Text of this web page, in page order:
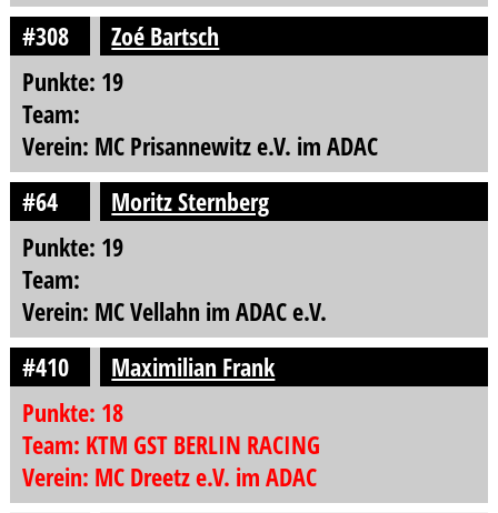
#308
Zoé Bartsch
Punkte: 19
Team:
Verein: MC Prisannewitz e.V. im ADAC
#64
Moritz Sternberg
Punkte: 19
Team:
Verein: MC Vellahn im ADAC e.V.
#410
Maximilian Frank
Punkte: 18
Team: KTM GST BERLIN RACING
Verein: MC Dreetz e.V. im ADAC